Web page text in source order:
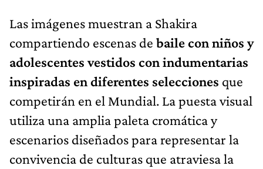
Las imágenes muestran a Shakira
compartiendo escenas de baile con niños y
adolescentes vestidos con indumentarias
inspiradas en diferentes selecciones que
competirán en el Mundial. La puesta visual
utiliza una amplia paleta cromática y
escenarios diseñados para representar la
convivencia de culturas que atraviesa la